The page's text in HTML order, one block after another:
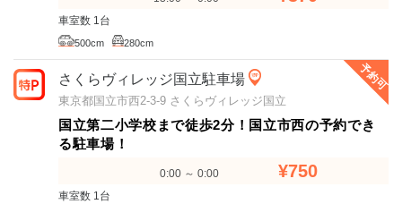
車室数 1台
500cm 280cm
予約可
さくらヴィレッジ国立駐車場
東京都国立市西2-3-9 さくらヴィレッジ国立
国立第二小学校まで徒歩2分！国立市西の予約でき
る駐車場！
0:00 ～ 0:00 ¥750
車室数 1台